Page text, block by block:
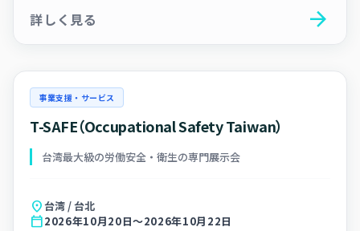
詳しく見る arrow_forward
事業支援・サービス
T-SAFE（Occupational Safety Taiwan）
台湾最大級の労働安全・衛生の専門展示会
location_on台湾 / 台北
calendar_today2026年10月20日～2026年10月22日